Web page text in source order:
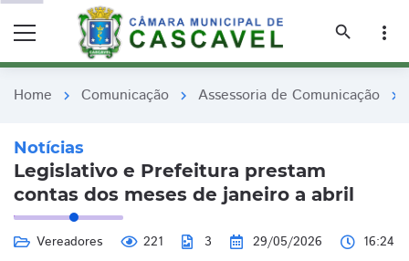
search
more_vert
Home chevron_right Comunicação chevron_right Assessoria de Comunicação chevron_right
Notícias
Legislativo e Prefeitura prestam
contas dos meses de janeiro a abril
Vereadores 221 3 29/05/2026 16:24